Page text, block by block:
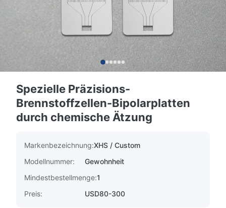
Spezielle Präzisions-
Brennstoffzellen-Bipolarplatten
durch chemische Ätzung
Markenbezeichnung:XHS / Custom
Modellnummer:
Gewohnheit
Mindestbestellmenge:1
Preis:
USD80-300